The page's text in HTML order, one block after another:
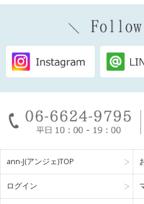
ann-J(アンジェ)TOP
ログイン